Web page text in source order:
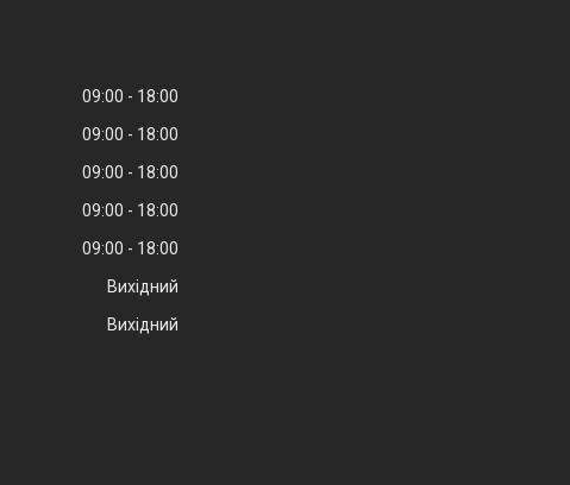
09:00
18:00
09:00
18:00
09:00
18:00
09:00
18:00
09:00
18:00
Вихідний
Вихідний